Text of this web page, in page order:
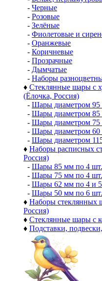
- Черные
- Розовые
- Зелёные
- Фиолетовые и
- Оранжевые
- Коричневые
- Прозрачные
- Дымчатые
- Наборы
♦ Стеклянные шары с
(Ёлочка, Россия)
- Шары диаметром
- Шары диаметром
- Шары диаметром
- Шары диаметром
- Шары диаметром
♦ Наборы расписных
Россия)
- Шары 85 мм по 4 шт.
- Шары 75 мм по 4 шт.
- Шары 62 мм по 4 и
- Шары 50 мм по 6 шт.
♦ Наборы стеклянных
Россия)
♦ Стеклянные шары с
♦ Подставки,